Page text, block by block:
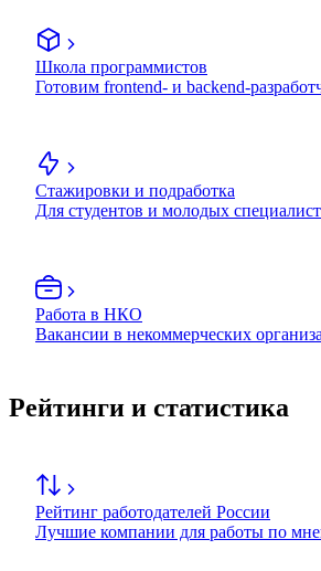
Школа программистов
Готовим frontend- и backend-
Стажировки и подработка
Для студентов и молодых
Работа в НКО
Вакансии в некоммерческих
Рейтинги и статистика
Рейтинг работодателей России
Лучшие компании для работы по